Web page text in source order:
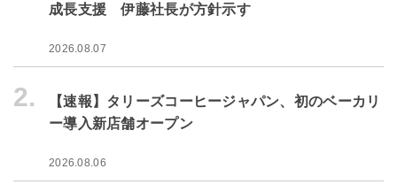
成長支援 伊藤社長が方針示す
2026.08.07
2.
【速報】タリーズコーヒージャパン、初のベーカリ
ー導入新店舗オープン
2026.08.06